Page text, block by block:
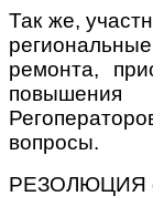
Так же,
ремонта,
повышения
вопросы.
РЕЗОЛЮЦИЯ